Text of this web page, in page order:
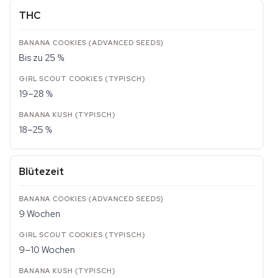
THC
Bis zu 25 %
19–28 %
18–25 %
Blütezeit
9 Wochen
9–10 Wochen